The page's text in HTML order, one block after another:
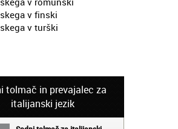
v finski
v turški
tolmač in prevajalec za
italijanski jezik